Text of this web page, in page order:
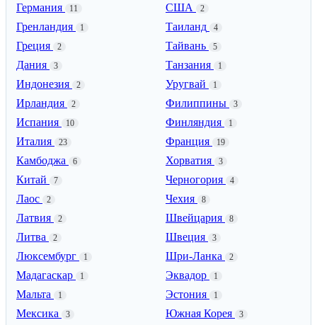
Германия 11
Гренландия 1
Греция 2
Дания 3
Индонезия 2
Ирландия 2
Испания 10
Италия 23
Камбоджа 6
Китай 7
Лаос 2
Латвия 2
Литва 2
Люксембург 1
Мадагаскар 1
Мальта 1
Мексика 3
США 2
Таиланд 4
Тайвань 5
Танзания 1
Уругвай 1
Филиппины 3
Финляндия 1
Франция 19
Хорватия 3
Черногория 4
Чехия 8
Швейцария 8
Швеция 3
Шри-Ланка 2
Эквадор 1
Эстония 1
Южная Корея 3